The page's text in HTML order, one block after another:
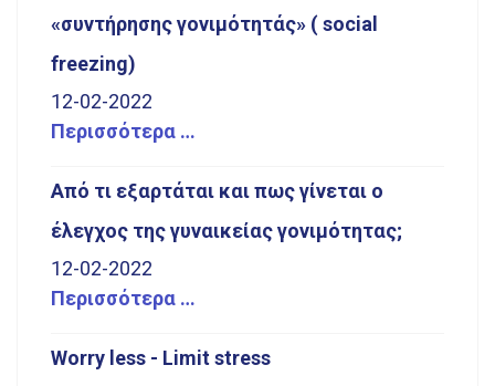
«συντήρησης γονιμότητάς» ( social
freezing)
12-02-2022
Περισσότερα …
Από τι εξαρτάται και πως γίνεται ο
έλεγχος της γυναικείας γονιμότητας;
12-02-2022
Περισσότερα …
Worry less - Limit stress